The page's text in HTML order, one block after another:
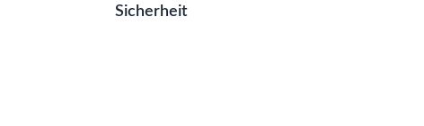
Sicherheit